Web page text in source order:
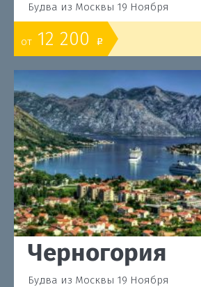
Будва из Москвы 19 Ноября
от 12 200 o
Черногория
Будва из Москвы 19 Ноября